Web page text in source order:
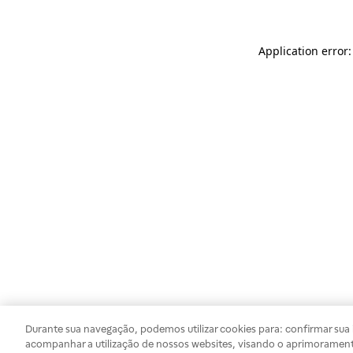
Application
Durante sua navegação, podemos utilizar cookies para: confirmar
acompanhar a utilização de nossos websites, visando o